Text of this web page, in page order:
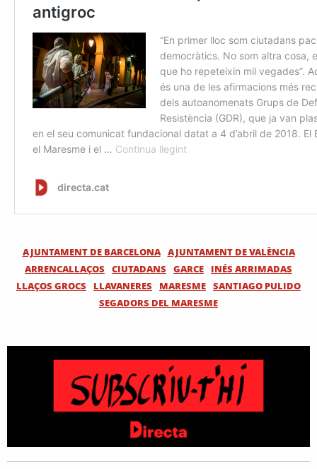
AJUNTAMENT DE BARCELONA AJUNTAMENT DE VALÈNCIA
ARRENCALLAÇOS
CIUTADANS GARCE
INÉS ARRIMADAS
LLAÇOS GROCS
LLAVANERES MARESME SANTIAGO PULIDO
SEGADORS DEL MARESME